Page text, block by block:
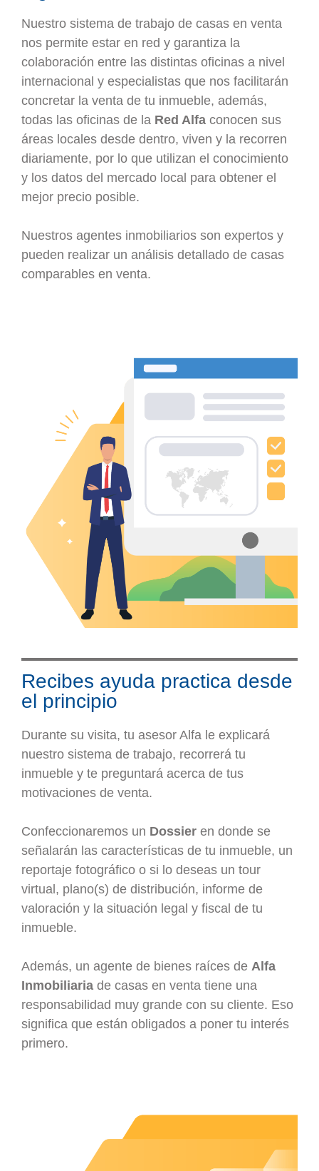
Nuestro sistema de trabajo de casas en venta
nos permite estar en red y garantiza la
colaboración entre las distintas oficinas a nivel
internacional y especialistas que nos facilitarán
concretar la venta de tu inmueble, además,
todas las oficinas de la Red Alfa conocen sus
áreas locales desde dentro, viven y la recorren
diariamente, por lo que utilizan el conocimiento
y los datos del mercado local para obtener el
mejor precio posible.
Nuestros agentes inmobiliarios son expertos y
pueden realizar un análisis detallado de casas
comparables en venta.
Recibes ayuda practica desde
el principio
Durante su visita, tu asesor Alfa le explicará
nuestro sistema de trabajo, recorrerá tu
inmueble y te preguntará acerca de tus
motivaciones de venta.
Confeccionaremos un Dossier en donde se
señalarán las características de tu inmueble, un
reportaje fotográfico o si lo deseas un tour
virtual, plano(s) de distribución, informe de
valoración y la situación legal y fiscal de tu
inmueble.
Además, un agente de bienes raíces de Alfa
Inmobiliaria de casas en venta tiene una
responsabilidad muy grande con su cliente. Eso
significa que están obligados a poner tu interés
primero.